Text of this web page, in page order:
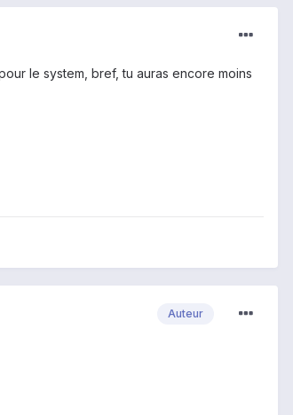
le system, bref, tu auras encore moins
Auteur